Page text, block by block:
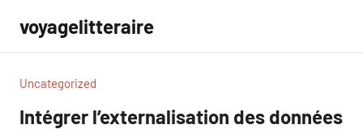
contenu
voyagelitteraire
Uncategorized
Intégrer l’externalisation des données